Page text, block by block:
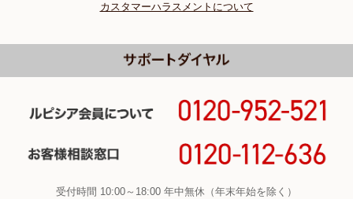
カスタマーハラスメントについて
受付時間 10:00～18:00 年中無休（年末年始を除く）